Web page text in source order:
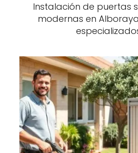
Instalación de puertas
modernas en